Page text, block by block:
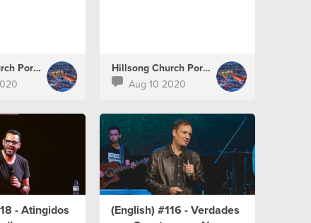
Hillsong Church Portugal
Hillsong Church Portugal
Aug 10 2020
- Atingidos
(English) #116 - Verdades